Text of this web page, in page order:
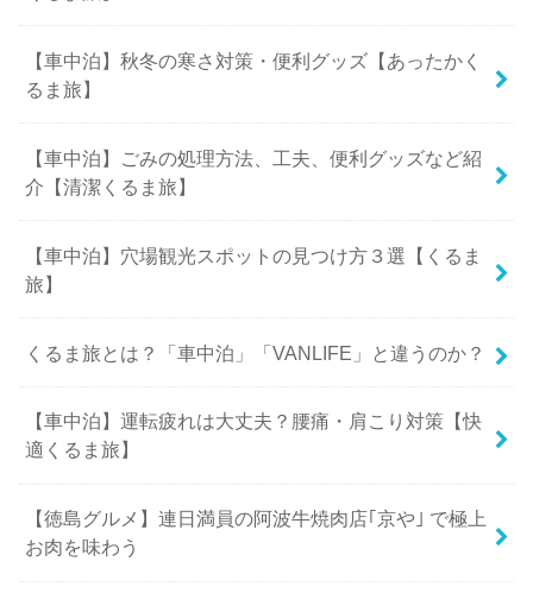
【車中泊】秋冬の寒さ対策・便利グッズ【あったかく
るま旅】
【車中泊】ごみの処理方法、工夫、便利グッズなど紹
介【清潔くるま旅】
【車中泊】穴場観光スポットの見つけ方３選【くるま
旅】
くるま旅とは？「車中泊」「VANLIFE」と違うのか？
【車中泊】運転疲れは大丈夫？腰痛・肩こり対策【快
適くるま旅】
【徳島グルメ】連日満員の阿波牛焼肉店｢京や｣ で極上
お肉を味わう